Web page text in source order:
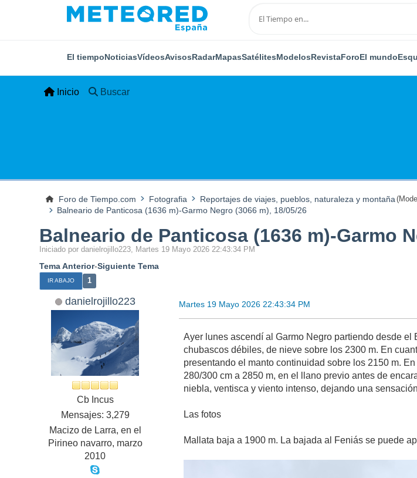
El tiempoNoticiasVídeosAvisosRadarMapasSatélitesModelosRevistaForoEl mundo
Inicio Buscar
Foro de Tiempo.com Fotografia Reportajes de viajes, pueblos, naturaleza y montaña
Balneario de Panticosa (1636 m)-Garmo Negro (3066 m), 18/05/26
Balneario de Panticosa (1636 m)-Garmo
Iniciado por danielrojillo223, Martes 19 Mayo 2026 22:43:34 PM
Tema Anterior-Siguiente Tema
IR ABAJO 1
danielrojillo223
Cb Incus
Mensajes: 3,279
Macizo de Larra, en el
Pirineo navarro, marzo
2010
Martes 19 Mayo 2026 22:43:34 PM
Ayer lunes ascendí al Garmo Negro partiendo desde
chubascos débiles, de nieve sobre los 2300 m. En
presentando el manto continuidad sobre los 2150 m.
280/300 cm a 2850 m, en el llano previo antes de
niebla, ventisca y viento intenso, dejando una
Las fotos
Mallata baja a 1900 m. La bajada al Feniás se puede